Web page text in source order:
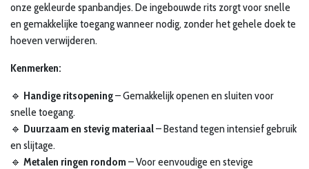
onze gekleurde spanbandjes. De ingebouwde rits zorgt voor snelle
en gemakkelijke toegang wanneer nodig, zonder het gehele doek te
hoeven verwijderen.
Kenmerken:
🔹 Handige ritsopening– Gemakkelijk openen en sluiten voor
snelle toegang.
🔹 Duurzaam en stevig materiaal– Bestand tegen intensief gebruik
en slijtage.
🔹 Metalen ringen rondom – Voor eenvoudige en stevige